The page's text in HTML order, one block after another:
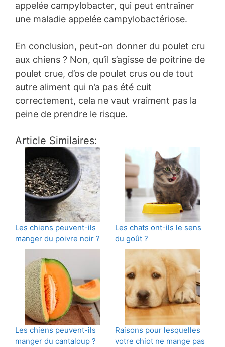
appelée campylobacter, qui peut entraîner
une maladie appelée campylobactériose.
En conclusion, peut-on donner du poulet cru
aux chiens ? Non, qu’il s’agisse de poitrine de
poulet crue, d’os de poulet crus ou de tout
autre aliment qui n’a pas été cuit
correctement, cela ne vaut vraiment pas la
peine de prendre le risque.
Article Similaires:
Les chiens peuvent-ils
manger du poivre noir ?
Les chats ont-ils le sens
du goût ?
Les chiens peuvent-ils
manger du cantaloup ?
Raisons pour lesquelles
votre chiot ne mange pas